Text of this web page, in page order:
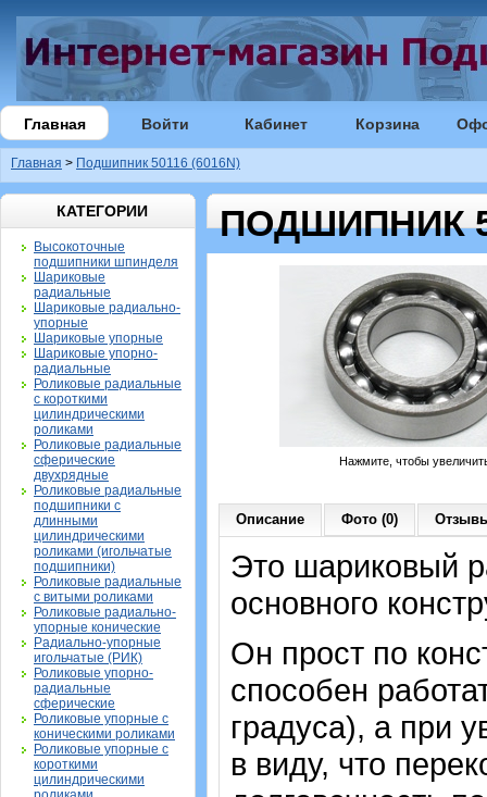
Главная Войти Кабинет Корзина
Главная > Подшипник 50116 (6016N)
КАТЕГОРИИ
Высокоточные
подшипники шпинделя
Шариковые
радиальные
Шариковые радиально-
упорные
Шариковые упорные
Шариковые упорно-
радиальные
Роликовые радиальные
с короткими
цилиндрическими
роликами
Роликовые радиальные
сферические
двухрядные
Роликовые радиальные
подшипники с
длинными
цилиндрическими
роликами (игольчатые
подшипники)
Роликовые радиальные
с витыми роликами
Роликовые радиально-
упорные конические
Радиально-упорные
игольчатые (РИК)
Роликовые упорно-
радиальные
сферические
Роликовые упорные с
коническими роликами
Роликовые упорные с
короткими
цилиндрическими
ПОДШИПНИК
Нажмите, чтобы
Описание Фото (0)
Это шариковый
основного
Он прост по
способен
градуса), а при
в виду, что